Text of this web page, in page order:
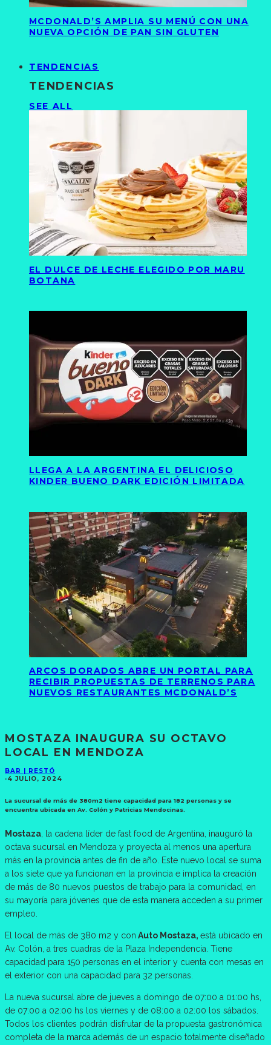
MCDONALD’S AMPLIA SU MENÚ CON UNA
NUEVA OPCIÓN DE PAN SIN GLUTEN
TENDENCIAS
TENDENCIAS
SEE ALL
EL DULCE DE LECHE ELEGIDO POR MARU
BOTANA
LLEGA A LA ARGENTINA EL DELICIOSO
KINDER BUENO DARK EDICIÓN LIMITADA
ARCOS DORADOS ABRE UN PORTAL PARA
RECIBIR PROPUESTAS DE TERRENOS PARA
NUEVOS RESTAURANTES MCDONALD’S
MOSTAZA INAUGURA SU OCTAVO
LOCAL EN MENDOZA
BAR | RESTÓ
·4 JULIO, 2024
La sucursal de más de 380m2 tiene capacidad para 182 personas y se
encuentra ubicada en Av. Colón y Patricias Mendocinas.
Mostaza, la cadena líder de fast food de Argentina, inauguró la
octava sucursal en Mendoza y proyecta al menos una apertura
más en la provincia antes de fin de año. Este nuevo local se suma
a los siete que ya funcionan en la provincia e implica la creación
de más de 80 nuevos puestos de trabajo para la comunidad, en
su mayoría para jóvenes que de esta manera acceden a su primer
empleo.
El local de más de 380 m2 y con Auto Mostaza, está ubicado en
Av. Colón, a tres cuadras de la Plaza Independencia. Tiene
capacidad para 150 personas en el interior y cuenta con mesas en
el exterior con una capacidad para 32 personas.
La nueva sucursal abre de jueves a domingo de 07:00 a 01:00 hs,
de 07:00 a 02:00 hs los viernes y de 08:00 a 02:00 los sábados.
Todos los clientes podrán disfrutar de la propuesta gastronómica
completa de la marca además de un espacio totalmente diseñado